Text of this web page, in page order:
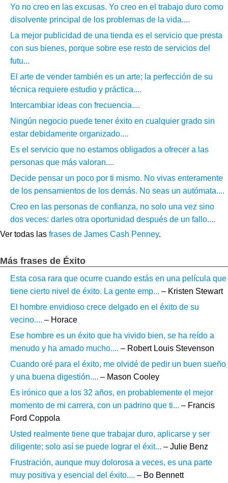
Yo no creo en las excusas. Yo creo en el trabajo duro como
disolvente principal de los problemas de la vida....
La mejor publicidad de una tienda es el servicio que presta
con sus bienes, porque sobre ese resto de servicios del
futu...
El arte de vender también es un arte; la perfección de su
técnica requiere estudio y práctica....
Intercambiar ideas con frecuencia....
Ningún negocio puede tener éxito en cualquier grado sin
estar debidamente organizado....
Es el servicio que no estamos obligados a ofrecer a las
personas que más valoran....
Decide pensar un poco por ti mismo. No vivas enteramente
de los pensamientos de los demás. No seas un autómata....
Creo en las personas de confianza, no solo una vez sino
dos veces: darles otra oportunidad después de un fallo....
Ver todas las frases de James Cash Penney.
Más frases de Éxito
Esta cosa rara que ocurre cuando estás en una película que
tiene cierto nivel de éxito. La gente emp... – Kristen Stewart
El hombre envidioso crece delgado en el éxito de su
vecino.... – Horace
Ese hombre es un éxito que ha vivido bien, se ha reído a
menudo y ha amado mucho.... – Robert Louis Stevenson
Cuando oré para el éxito, me olvidé de pedir un buen sueño
y una buena digestión.... – Mason Cooley
Es irónico que a los 32 años, en probablemente el mejor
momento de mi carrera, con un padrino que ti... – Francis
Ford Coppola
Usted realmente tiene que trabajar duro, aplicarse y ser
diligente; solo así se puede lograr el éxit... – Julie Benz
Frustración, aunque muy dolorosa a veces, es una parte
muy positiva y esencial del éxito.... – Bo Bennett